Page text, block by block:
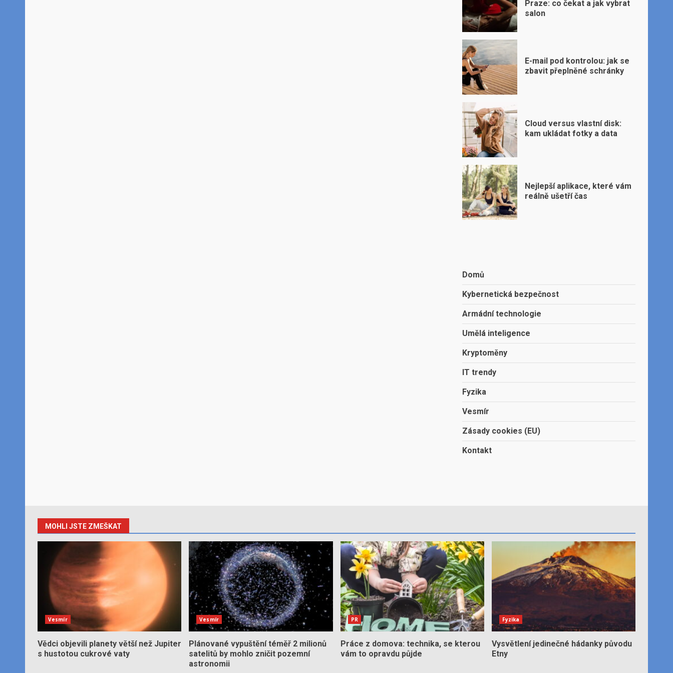
Praze: co čekat a jak vybrat
salon
E-mail pod kontrolou: jak se
zbavit přeplněné schránky
Cloud versus vlastní disk:
kam ukládat fotky a data
Nejlepší aplikace, které vám
reálně ušetří čas
Domů
Kybernetická bezpečnost
Armádní technologie
Umělá inteligence
Kryptoměny
IT trendy
Fyzika
Vesmír
Zásady cookies (EU)
Kontakt
MOHLI JSTE ZMEŠKAT
Vesmír
Vědci objevili planety větší než Jupiter
s hustotou cukrové vaty
Vesmír
Plánované vypuštění téměř 2 milionů
satelitů by mohlo zničit pozemní
astronomii
PR
Práce z domova: technika, se kterou
vám to opravdu půjde
Fyzika
Vysvětlení jedinečné hádanky původu
Etny